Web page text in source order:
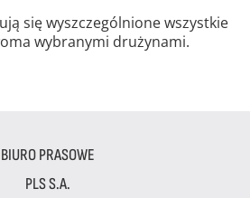
się wyszczególnione wszystkie
wybranymi drużynami.
BIURO PRASOWE
PLS S.A.